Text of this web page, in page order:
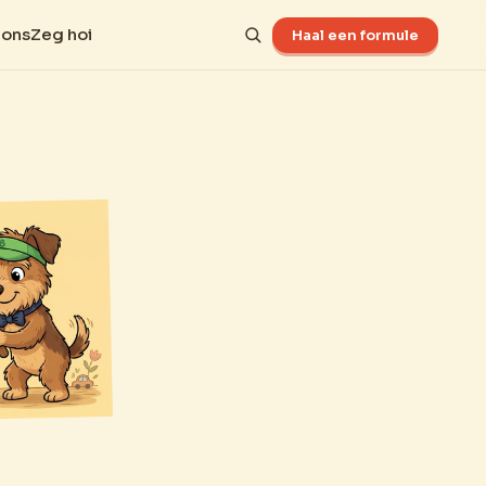
Zeg hoi Haal een formule